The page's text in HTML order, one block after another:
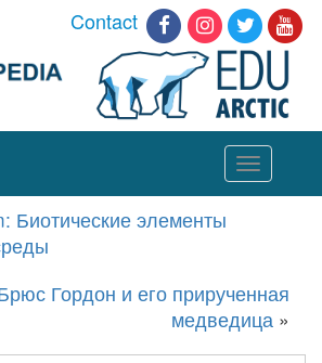
Contact
Toggle
navigation
Биотические элементы
Гордон и его прирученная
медведица »